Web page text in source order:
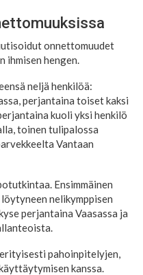
onnettomuudet
ihmisen hengen.
neljä henkilöä:
perjantaina toiset kaksi
kuoli yksi henkilö
toinen tulipalossa
Vantaan
Ensimmäinen
nelikymppisen
perjantaina Vaasassa ja
pahoinpitelyjen,
kanssa.